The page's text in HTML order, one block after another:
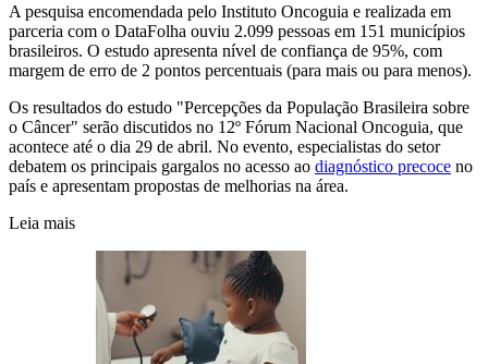
A pesquisa encomendada pelo Instituto Oncoguia e realizada em
parceria com o DataFolha ouviu 2.099 pessoas em 151 municípios
brasileiros. O estudo apresenta nível de confiança de 95%, com
margem de erro de 2 pontos percentuais (para mais ou para menos).
Os resultados do estudo "Percepções da População Brasileira sobre
o Câncer" serão discutidos no 12º Fórum Nacional Oncoguia, que
acontece até o dia 29 de abril. No evento, especialistas do setor
debatem os principais gargalos no acesso ao diagnóstico precoce no
país e apresentam propostas de melhorias na área.
Leia mais